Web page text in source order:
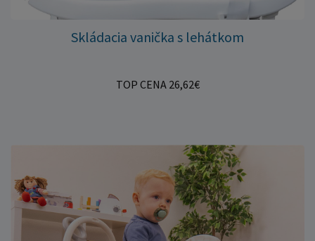
Skládacia vanička s lehátkom
TOP CENA 26,62€